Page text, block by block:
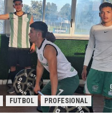
FUTBOL PROFESIONAL